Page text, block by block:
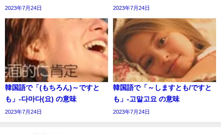
2023年7月24日 2023年7月24日
韓国語で「(もちろん)～ですと
も」-다마다(요) の意味
2023年7月24日
韓国語で「～しますとも/ですと
も」-고말고요 の意味
2023年7月24日